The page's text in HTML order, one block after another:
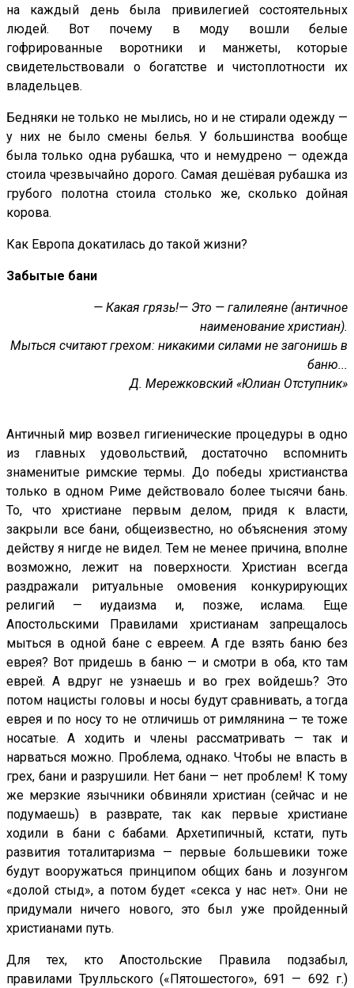
на каждый день была привилегией состоятельных
людей. Вот почему в моду вошли белые
гофрированные воротники и манжеты, которые
свидетельствовали о богатстве и чистоплотности их
владельцев.
Бедняки не только не мылись, но и не стирали одежду —
у них не было смены белья. У большинства вообще
была только одна рубашка, что и немудрено — одежда
стоила чрезвычайно дорого. Самая дешёвая рубашка из
грубого полотна стоила столько же, сколько дойная
корова.
Как Европа докатилась до такой жизни?
Забытые бани
— Какая грязь!— Это — галилеяне (античное
наименование христиан).
Мыться считают грехом: никакими силами не загонишь в
баню...
Д. Мережковский «Юлиан Отступник»
Античный мир возвел гигиенические процедуры в одно
из главных удовольствий, достаточно вспомнить
знаменитые римские термы. До победы христианства
только в одном Риме действовало более тысячи бань.
То, что христиане первым делом, придя к власти,
закрыли все бани, общеизвестно, но объяснения этому
действу я нигде не видел. Тем не менее причина, вполне
возможно, лежит на поверхности. Христиан всегда
раздражали ритуальные омовения конкурирующих
религий — иудаизма и, позже, ислама. Еще
Апостольскими Правилами христианам запрещалось
мыться в одной бане с евреем. А где взять баню без
еврея? Вот придешь в баню — и смотри в оба, кто там
еврей. А вдруг не узнаешь и во грех войдешь? Это
потом нацисты головы и носы будут сравнивать, а тогда
еврея и по носу то не отличишь от римлянина — те тоже
носатые. А ходить и члены рассматривать — так и
нарваться можно. Проблема, однако. Чтобы не впасть в
грех, бани и разрушили. Нет бани — нет проблем! К тому
же мерзкие язычники обвиняли христиан (сейчас и не
подумаешь) в разврате, так как первые христиане
ходили в бани с бабами. Архетипичный, кстати, путь
развития тоталитаризма — первые большевики тоже
будут вооружаться принципом общих бань и лозунгом
«долой стыд», а потом будет «секса у нас нет». Они не
придумали ничего нового, это был уже пройденный
христианами путь.
Для тех, кто Апостольские Правила подзабыл,
правилами Трулльского («Пятошестого», 691 — 692 г.)